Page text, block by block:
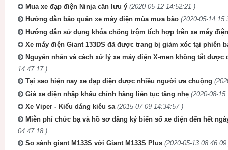
Mua xe đạp điện Ninja cần lưu ý (2020-05-12 14:52:21 )
Hướng dẫn bảo quản xe máy điện mùa mưa bão (2020-05-14
Hướng dẫn sử dụng khóa chống trộm tích hợp trên xe máy điện
Xe máy điện Giant 133DS đã được trang bị giảm xóc tại phiên
Nguyên nhân và cách xử lý xe máy điện X-men không tắt được
14:47:17 )
Tại sao hiện nay xe đạp điện được nhiều người ưa chuộng
Giá xe điện nhập khẩu chính hãng liên tục tăng nhẹ (2020-08-15
Xe Viper - Kiểu dáng kiêu sa (2015-07-09 14:34:57 )
Miễn phí chức bạ và hồ sơ đăng ký biển số xe điện đến hết
04:47:18 )
So sánh giant M133S với Giant M133S Plus (2020-05-13 08:46:09